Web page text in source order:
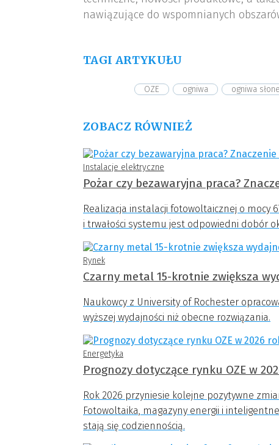
nawiązujące do wspomnianych
TAGI ARTYKUŁU
OZE ogniwa ogniwa
ZOBACZ RÓWNIEŻ
Instalacje elektryczne
Pożar czy bezawaryjna praca?
Realizacja instalacji fotowoltaicznej o mocy
i trwałości systemu jest odpowiedni dobór
Rynek
Czarny metal 15-krotnie zwiększa
Naukowcy z University of Rochester
wyższej wydajności niż obecne rozwiązania.
Energetyka
Prognozy dotyczące rynku OZE w
Rok 2026 przyniesie kolejne pozytywne
Fotowoltaika, magazyny energii i
stają się codziennością.